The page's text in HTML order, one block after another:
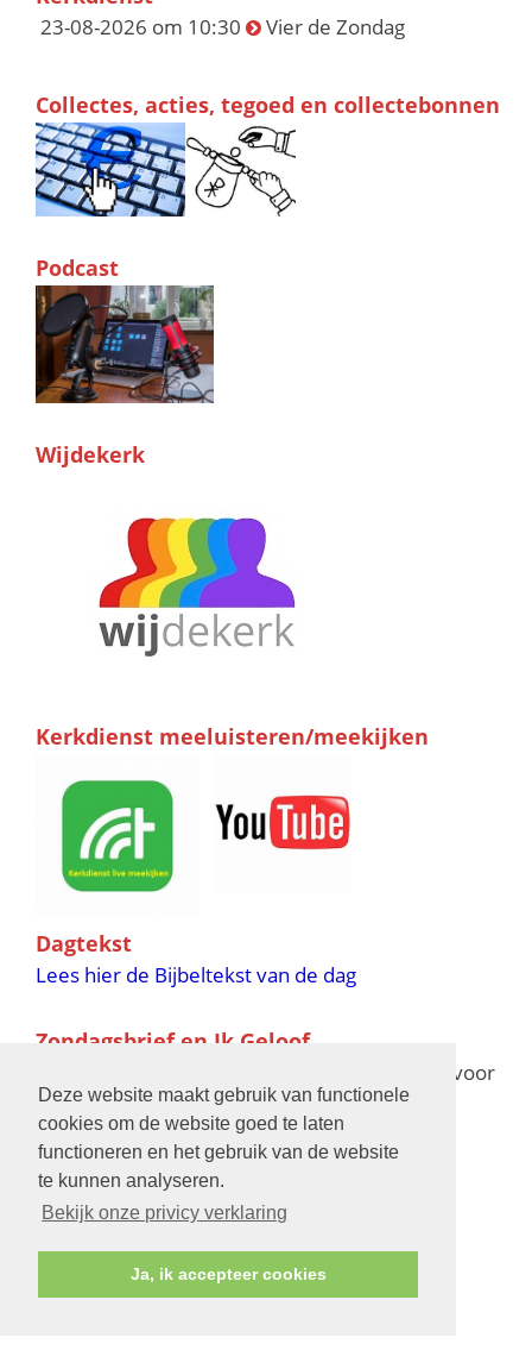
Deze website maakt gebruik van functionele
cookies om de website goed te laten
functioneren en het gebruik van de website
te kunnen analyseren.
Bekijk onze privicy verklaring
Ja, ik accepteer cookies
23-08-2026 om 10:30 Vier de Zondag
Collectes, acties, tegoed en collectebonnen
Podcast
Wijdekerk
Kerkdienst meeluisteren/meekijken
Dagtekst
Lees hier de Bijbeltekst van de dag
Zondagsbrief en Ik Geloof
voor
de verschijningsdata in 2025 en 2026
Bijbelschool